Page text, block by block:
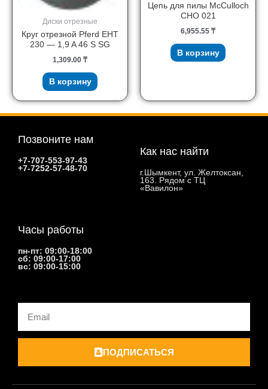
Диски отрезные
Круг отрезной Pferd EHT
230 — 1,9 A 46 S SG
1,309.00 ₸
В корзину
Цепь для пилы McCulloch
CHO 021
6,955.55 ₸
В корзину
Позвоните нам
+7-707-553-97-43
+7-7252-57-48-70
Как нас найти
г.Шымкент, ул. Желтоксан,
163. Рядом с ТЦ
«Вавилон»
Часы работы
пн-пт: 09:00-18:00
сб: 09:00-17:00
вс: 09:00-15:00
Email
ПОДПИСАТЬСЯ